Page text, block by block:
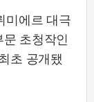
미에르 대극
초청작인
초 공개됐